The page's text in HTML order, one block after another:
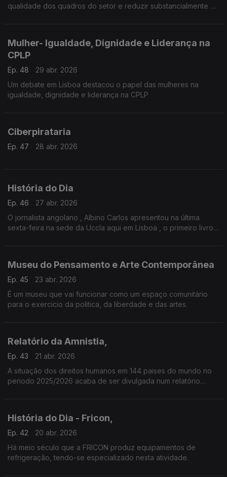
qualidade dos quadros do setor e reduzir substancialmente a
Mulher- Igualdade, Dignidade e Liderança na
CPLP
Ep. 48
29 abr. 2026
Um debate em Lisboa destacou o papel das mulheres na
igualdade, dignidade e liderança na CPLP
Ciberpirataria
Ep. 47 28 abr. 2026
História do Dia
Ep. 46
27 abr. 2026
O jornalista angolano , Albino Carlos apresentou na última
sexta-feira na sede da Uccla aqui em Lisboa , o primeiro livro
Museu do Pensamento e Arte Contemporânea
Ep. 45
23 abr. 2026
É um museu que vai funcionar como um espaço comunitário
para o exercicio da politica, da liberdade e das artes.
Relatório da Amnistia,
Ep. 43
21 abr. 2026
A situação dos direitos humanos em 144 paises do mundo no
periodo 2025/2026 acaba de ser divulgada num relatório
História do Dia - Fricon,
Ep. 42
20 abr. 2026
Há meio século que a FRICON produz equipamentos de
refrigeração, tendo-se especializado nesta atividade.